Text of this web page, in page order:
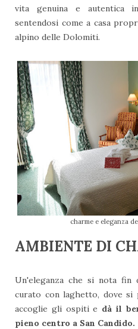
vita genuina e autentica in
sentendosi come a casa
alpino delle Dolomiti.
charme e eleganza
AMBIENTE DI
Un'eleganza che si nota fin
curato con laghetto, dove si
accoglie gli ospiti e dà il
pieno centro a San Candido.